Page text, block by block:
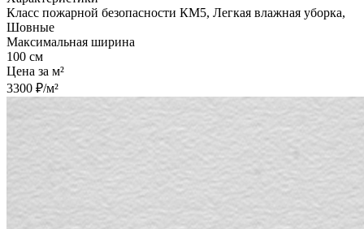
Класс пожарной безопасности КМ5, Легкая влажная уборка,
Шовные
Максимальная ширина
100 см
Цена за м²
3300 ₽/м²